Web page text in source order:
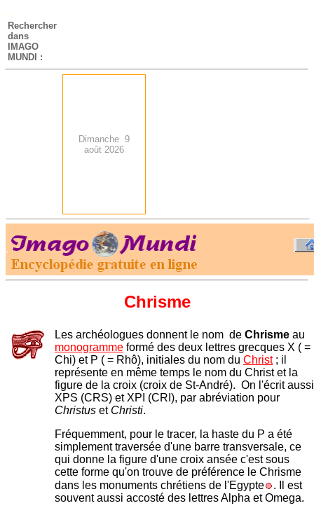
-
Rechercher
dans
IMAGO
MUNDI :
Dimanche 9
août 2026
.
Chrisme
Les archéologues donnent le nom de Chrisme au
monogramme formé des deux lettres grecques X ( =
Chi) et P ( = Rhô), initiales du nom du Christ; il
représente en même temps le nom du Christ et la
figure de la croix (croix de St-André). On l'écrit aussi
XPS (CRS) et XPI (CRI), par abréviation pour
Christus et Christi.
Fréquemment, pour le tracer, la haste du P a été
simplement traversée d'une barre transversale, ce
qui donne la figure d'une croix ansée c'est sous
cette forme qu'on trouve de préférence le Chrisme
dans les monuments chrétiens de l'Egypte
. Il est
souvent aussi accosté des lettres Alpha et Omega.